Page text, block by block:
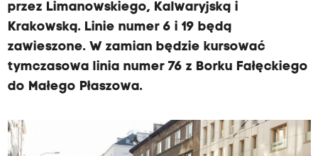
przez Limanowskiego, Kalwaryjską i
Krakowską. Linie numer 6 i 19 będą
zawieszone. W zamian będzie kursować
tymczasowa linia numer 76 z Borku Fałęckiego
do Małego Płaszowa.